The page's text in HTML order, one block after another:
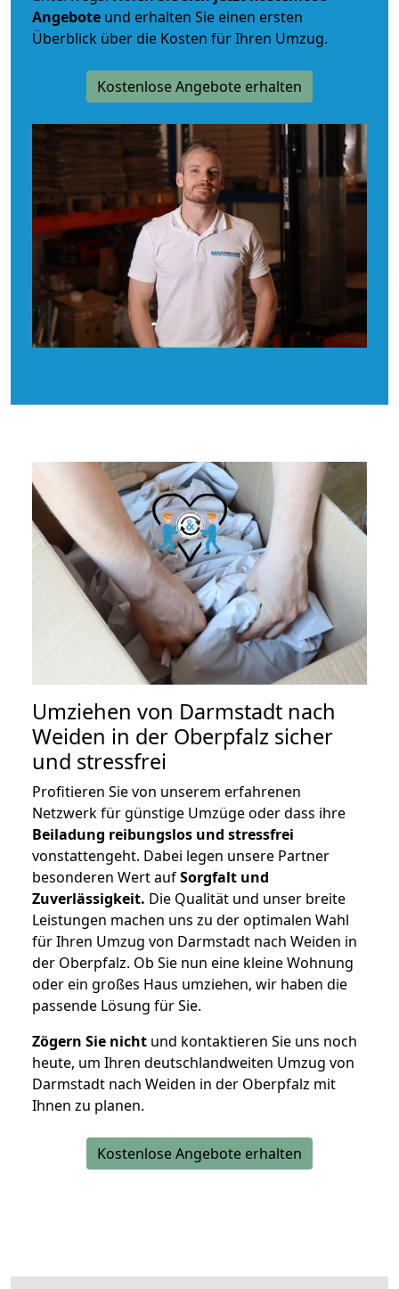
Angebote und erhalten Sie einen ersten
Überblick über die Kosten für Ihren Umzug.
Kostenlose Angebote erhalten
Umziehen von Darmstadt nach
Weiden in der Oberpfalz sicher
und stressfrei
Profitieren Sie von unserem erfahrenen
Netzwerk für günstige Umzüge oder dass ihre
Beiladung reibungslos und stressfrei
vonstattengeht. Dabei legen unsere Partner
besonderen Wert aufSorgfalt und
Zuverlässigkeit. Die Qualität und unser breite
Leistungen machen uns zu der optimalen Wahl
für Ihren Umzug von Darmstadt nach Weiden in
der Oberpfalz. Ob Sie nun eine kleine Wohnung
oder ein großes Haus umziehen, wir haben die
passende Lösung für Sie.
Zögern Sie nicht und kontaktieren Sie uns noch
heute, um Ihren deutschlandweiten Umzug von
Darmstadt nach Weiden in der Oberpfalz mit
Ihnen zu planen.
Kostenlose Angebote erhalten